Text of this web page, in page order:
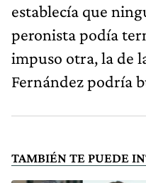
establecía que
peronista podía
impuso otra, la de
Fernández podría
TAMBIÉN TE PUEDE